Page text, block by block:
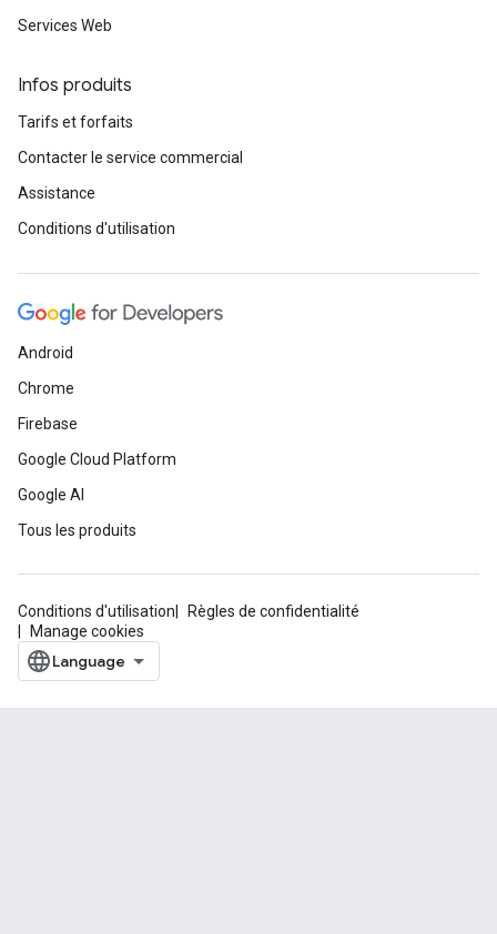
Services Web
Infos produits
Tarifs et forfaits
Contacter le service commercial
Assistance
Conditions d'utilisation
Android
Chrome
Firebase
Google Cloud Platform
Google AI
Tous les produits
Conditions d'utilisation
Règles de confidentialité
Manage cookies